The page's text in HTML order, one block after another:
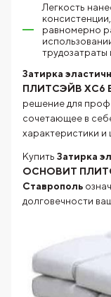
Легкость
равномерно
трудозатраты
Затирка
ПЛИТСЭЙВ XC6
решение для
сочетающее в
характеристики
Купить Затирка
ОСНОВИТ
Ставрополь
долговечности